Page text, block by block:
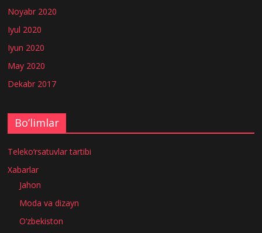
Noyabr 2020
Iyul 2020
Iyun 2020
May 2020
Dekabr 2017
Bo’limlar
Teleko‘rsatuvlar tartibi
Xabarlar
Jahon
Moda va dizayn
O‘zbekiston